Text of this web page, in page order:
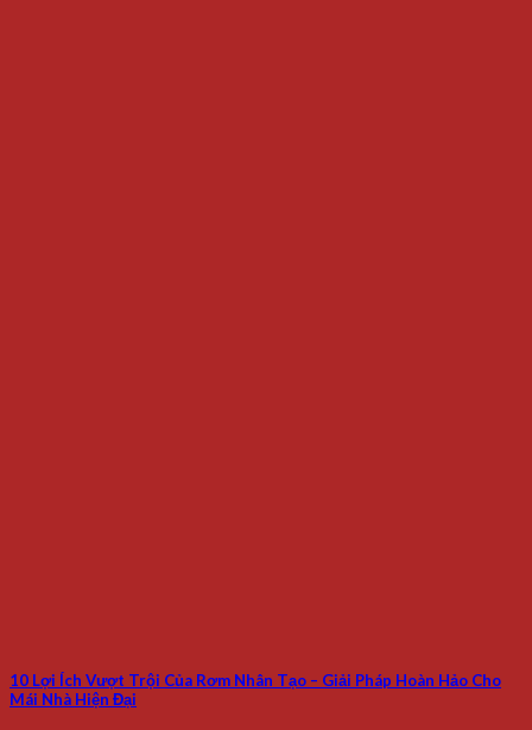
10 Lợi Ích Vượt Trội Của Rơm Nhân Tạo – Giải Pháp Hoàn Hảo Cho
Mái Nhà Hiện Đại